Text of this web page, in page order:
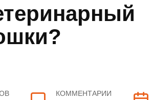
КОММЕНТАРИИ